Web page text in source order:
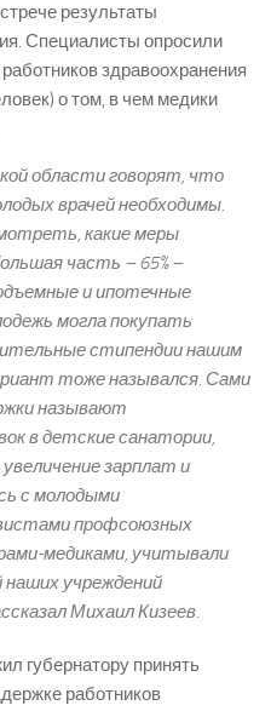
результаты
Специалисты опросили
здравоохранения
о том, в чем медики
области говорят, что
врачей необходимы.
какие меры
часть – 65% –
и ипотечные
могла покупать
стипендии нашим
тоже назывался. Сами
называют
в детские санатории,
зарплат и
с молодыми
профсоюзных
медиками, учитывали
наших учреждений
Михаил Кизеев.
губернатору принять
работников